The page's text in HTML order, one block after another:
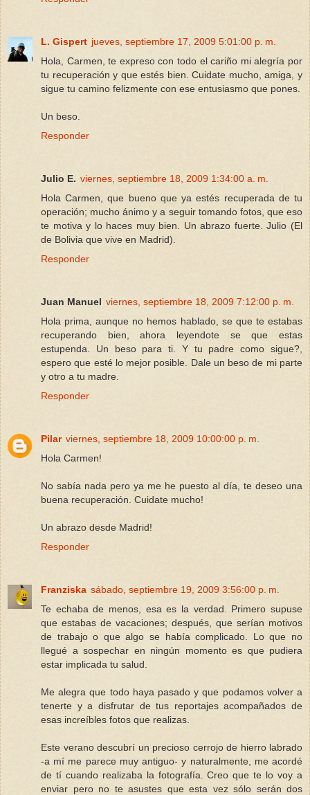
L. Gispert jueves, septiembre 17, 2009 5:01:00 p. m.
Hola, Carmen, te expreso con todo el cariño mi alegría por
tu recuperación y que estés bien. Cuidate mucho, amiga, y
sigue tu camino felizmente con ese entusiasmo que pones.
Un beso.
Responder
Julio E. viernes, septiembre 18, 2009 1:34:00 a. m.
Hola Carmen, que bueno que ya estés recuperada de tu
operación; mucho ánimo y a seguir tomando fotos, que eso
te motiva y lo haces muy bien. Un abrazo fuerte. Julio (El
de Bolivia que vive en Madrid).
Responder
Juan Manuel viernes, septiembre 18, 2009 7:12:00 p. m.
Hola prima, aunque no hemos hablado, se que te estabas
recuperando bien, ahora leyendote se que estas
estupenda. Un beso para ti. Y tu padre como sigue?,
espero que esté lo mejor posible. Dale un beso de mi parte
y otro a tu madre.
Responder
Pilar viernes, septiembre 18, 2009 10:00:00 p. m.
Hola Carmen!
No sabía nada pero ya me he puesto al día, te deseo una
buena recuperación. Cuidate mucho!
Un abrazo desde Madrid!
Responder
Franziska sábado, septiembre 19, 2009 3:56:00 p. m.
Te echaba de menos, esa es la verdad. Primero supuse
que estabas de vacaciones; después, que serían motivos
de trabajo o que algo se había complicado. Lo que no
llegué a sospechar en ningún momento es que pudiera
estar implicada tu salud.
Me alegra que todo haya pasado y que podamos volver a
tenerte y a disfrutar de tus reportajes acompañados de
esas increíbles fotos que realizas.
Este verano descubrí un precioso cerrojo de hierro labrado
-a mí me parece muy antiguo- y naturalmente, me acordé
de tí cuando realizaba la fotografía. Creo que te lo voy a
enviar pero no te asustes que esta vez sólo serán dos